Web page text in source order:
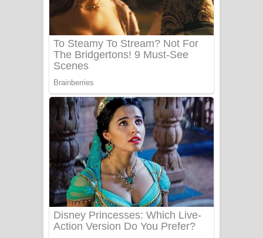
BTS : Hooligan Lyrics
Apa Hamuwee Song Lyrics - අප හමුවී
ගීතයේ පද පෙළ
PATHINIYE Song Lyrics - පතිනියනේ
ගීතයේ පද පෙළ
Sorry Sir Song Lyrics - සොරි සර්
ගීතයේ පද පෙළ
Mathaka Aluthin Liyanna Song Lyrics
- මතක අලුතින් ලියන්න ගීතයේ පද පෙළ